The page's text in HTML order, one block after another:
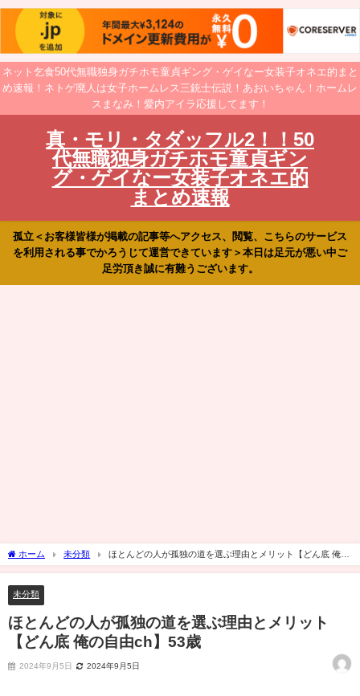
ネット乞食50代無職独身ガチホモ童貞ギング・ゲイなー女装子オネエ的まと
め速報！ネトゲ廃人は女子ホームレス三銃士伝説！あおいちゃん！ホームレ
スまなみ！愛内アイラ応援してます！
真・モリ・タダッフル2！！50
代無職独身ガチホモ童貞ギン
グ・ゲイなー女装子オネエ的
まとめ速報
孤立＜お客様皆様が掲載の記事等へアクセス、閲覧、こちらのサービス
を利用される事でかろうじて運営できています＞本日は足元が悪い中ご
足労頂き誠に有難うございます。
ホーム 未分類
ほとんどの人が孤独の道を選ぶ理由とメリット【どん底 俺の
自由ch】53歳
未分類
ほとんどの人が孤独の道を選ぶ理由とメリット
【どん底 俺の自由ch】53歳
2024年9月5日 2024年9月5日